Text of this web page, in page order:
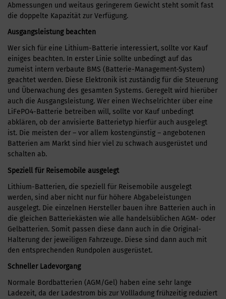
Abmessungen und weitaus geringerem Gewicht steht somit fast
die doppelte Kapazität zur Verfügung.
Ausgangsleistung beachten
Wer sich für eine Lithium-Batterie interessiert, sollte vor Kauf
einiges beachten. In erster Linie sollte unbedingt auf das
zumeist intern verbaute BMS (Batterie-Management-System)
geachtet werden. Diese Elektronik ist zuständig für die Steuerung
und Überwachung des gesamten Systems. Geregelt wird hierüber
auch die Ausgangsleistung. Wer einen Wechselrichter über eine
LiFePO4-Batterie betreiben will, sollte vor Kauf unbedingt
abklären, ob der anvisierte Batterietyp hierfür auch ausgelegt
ist. Die meisten der – vor allem kostengünstig – angebotenen
Batterien am Markt sind hier viel zu schwach ausgerüstet und
schalten ab.
Speziell für Reisemobile ausgelegt
Lithium-Batterien, die speziell für Reisemobile ausgelegt
werden, sind aber nicht nur für höhere Abgabeleistungen
ausgelegt. Die einzelnen Hersteller bauen ihre Batterien auch in
die gleichen Batteriekästen wie alle handelsüblichen AGM- oder
Gelbatterien. Somit passen diese dann auch in die Original-
Halterung der jeweiligen Fahrzeuge. Diese sind dann auch mit
den entsprechenden Rundpolen ausgerüstet.
Schneller Ladevorgang
Normale Bordbatterien (AGM/Gel) haben eine sehr lange
Ladezeit, da der Ladestrom bis zur Vollladung frühzeitig reduziert